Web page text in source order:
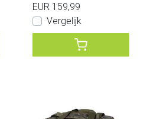
EUR 159,99
Vergelijk